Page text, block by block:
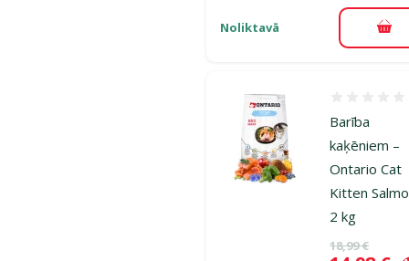
Noliktavā
Barība
kaķēniem –
Ontario Cat
Kitten
2 kg
Oriģinālā
18,99 €